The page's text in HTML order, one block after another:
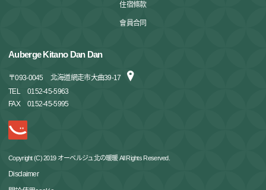
住宿條款
會員合同
Auberge Kitano Dan Dan
〒093-0045
北海道網走市大曲39-17
TEL
0152-45-5963
FAX
0152-45-5995
Copyright (C) 2019 オーベルジュ北の暖暖 All Rights Reserved.
Disclaimer